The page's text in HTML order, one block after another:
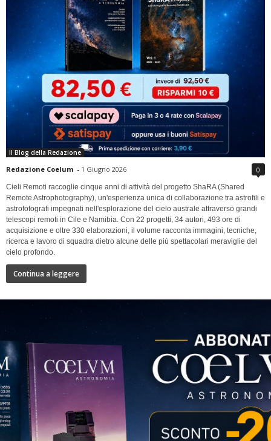
Il Blog della Redazione
Redazione Coelum - 1 Giugno 2026 0
Cieli Remoti raccoglie cinque anni di attività del progetto ShaRA (Shared
Remote Astrophotography), un'esperienza unica di collaborazione tra astrofili e
astrofotografi impegnati nell'esplorazione del cielo australe attraverso grandi
telescopi remoti in Cile e Namibia. Con 22 progetti, 34 autori, 493 ore di
acquisizione e oltre 330 elaborazioni, il volume racconta immagini, tecniche,
ricerca e lavoro di squadra dietro alcune delle più spettacolari meraviglie del
cielo profondo.
Continua a leggere